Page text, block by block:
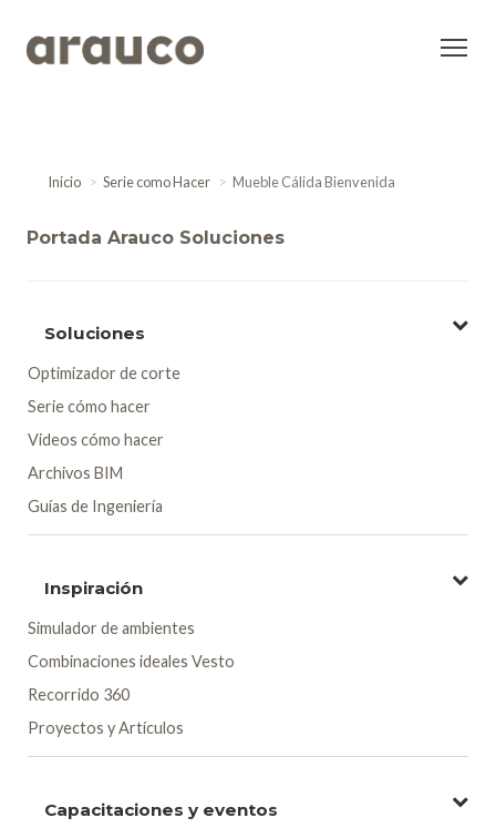
Inicio Serie como Hacer Mueble Cálida Bienvenida
Portada Arauco Soluciones
Soluciones
Optimizador de corte
Serie cómo hacer
Videos cómo hacer
Archivos BIM
Guías de Ingeniería
Inspiración
Simulador de ambientes
Combinaciones ideales Vesto
Recorrido 360
Proyectos y Artículos
Capacitaciones y eventos